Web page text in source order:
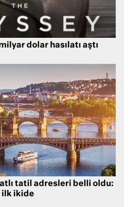
dolar hasılatı aştı
tatil adresleri belli oldu:
ilk ikide